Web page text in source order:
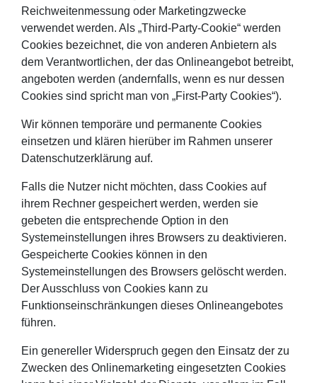
Reichweitenmessung oder Marketingzwecke
verwendet werden. Als „Third-Party-Cookie“ werden
Cookies bezeichnet, die von anderen Anbietern als
dem Verantwortlichen, der das Onlineangebot betreibt,
angeboten werden (andernfalls, wenn es nur dessen
Cookies sind spricht man von „First-Party Cookies“).
Wir können temporäre und permanente Cookies
einsetzen und klären hierüber im Rahmen unserer
Datenschutzerklärung auf.
Falls die Nutzer nicht möchten, dass Cookies auf
ihrem Rechner gespeichert werden, werden sie
gebeten die entsprechende Option in den
Systemeinstellungen ihres Browsers zu deaktivieren.
Gespeicherte Cookies können in den
Systemeinstellungen des Browsers gelöscht werden.
Der Ausschluss von Cookies kann zu
Funktionseinschränkungen dieses Onlineangebotes
führen.
Ein genereller Widerspruch gegen den Einsatz der zu
Zwecken des Onlinemarketing eingesetzten Cookies